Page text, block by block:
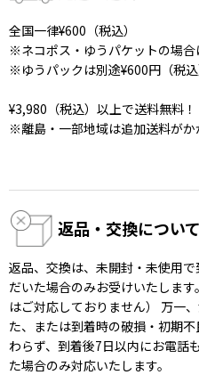
全国一律¥600（税込）
※ネコポス・ゆうパケットの場合
※ゆうパックは別途¥600円（税込
¥3,980（税込）以上で送料無料！
※離島・一部地域は追加送料がか
返品・交換について
返品、交換は、未開封・未使用
だいた場合のみお受けいたしま
はご対応しておりません） 万一
た、または到着時の破損・初期
わらず、到着後7日以内にお電話
た場合のみ対応いたします。